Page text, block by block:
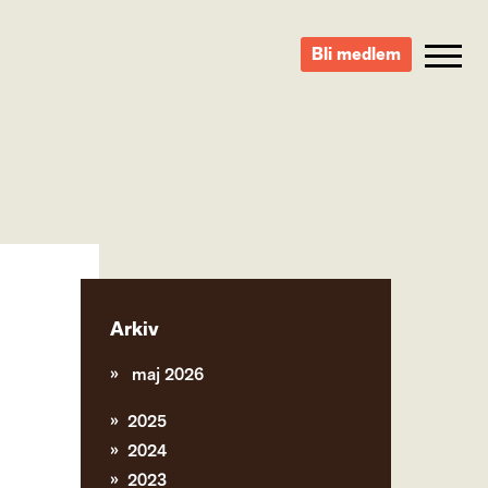
Bli medlem
Arkiv
maj 2026
2025
2024
2023